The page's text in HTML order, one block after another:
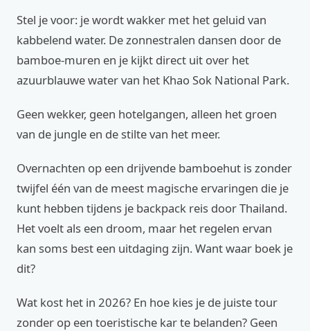
Stel je voor: je wordt wakker met het geluid van
kabbelend water. De zonnestralen dansen door de
bamboe-muren en je kijkt direct uit over het
azuurblauwe water van het Khao Sok National Park.
Geen wekker, geen hotelgangen, alleen het groen
van de jungle en de stilte van het meer.
Overnachten op een drijvende bamboehut is zonder
twijfel één van de meest magische ervaringen die je
kunt hebben tijdens je backpack reis door Thailand.
Het voelt als een droom, maar het regelen ervan
kan soms best een uitdaging zijn. Want waar boek je
dit?
Wat kost het in 2026? En hoe kies je de juiste tour
zonder op een toeristische kar te belanden? Geen